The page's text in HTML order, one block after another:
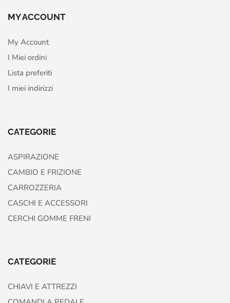
MY ACCOUNT
My Account
I Miei ordini
Lista preferiti
I miei indirizzi
CATEGORIE
ASPIRAZIONE
CAMBIO E FRIZIONE
CARROZZERIA
CASCHI E ACCESSORI
CERCHI GOMME FRENI
CATEGORIE
CHIAVI E ATTREZZI